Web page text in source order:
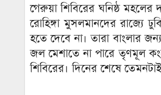
গেরুয়া শিবিরের ঘনিষ্ঠ
রোহিঙ্গা মুসলমানদের রাজ্যে
হতে দেবে না। তারা বাংলার
জল মেশাতে না পারে তৃণমূল
শিবিরের। দিনের শেষে